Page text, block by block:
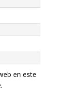
en este